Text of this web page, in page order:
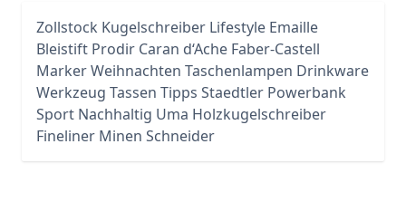
Zollstock Kugelschreiber Lifestyle Emaille
Bleistift Prodir Caran d‘Ache Faber-Castell
MarkerWeihnachten Taschenlampen Drinkware
Werkzeug Tassen Tipps Staedtler Powerbank
Sport Nachhaltig Uma Holzkugelschreiber
Fineliner Minen Schneider